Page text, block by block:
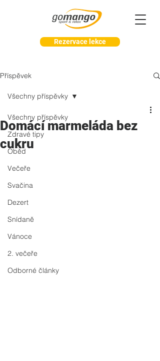
Rezervace lekce
Příspěvek
Všechny příspěvky
Zdravé tipy
Oběd
Večeře
Svačina
Dezert
Snídaně
Vánoce
2. večeře
Odborné články
Všechny příspěvky
Domácí marmeláda bez
cukru